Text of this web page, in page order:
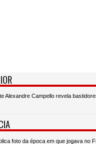
Alexandre Campello revela
foto da época em que jogava no